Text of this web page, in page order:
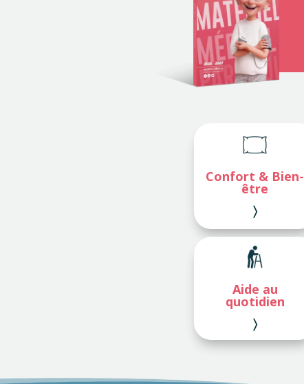
Confort & Bien-
être
〉
Aide au
quotidien
〉